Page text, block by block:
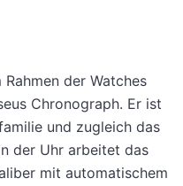
der Watches
Chronograph. Er ist
und zugleich das
der Uhr arbeitet das
mit automatischem